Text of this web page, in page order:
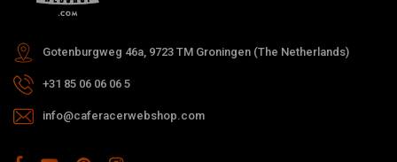
Gotenburgweg 46a, 9723 TM Groningen (The Netherlands)
+31 85 06 06 06 5
info@caferacerwebshop.com